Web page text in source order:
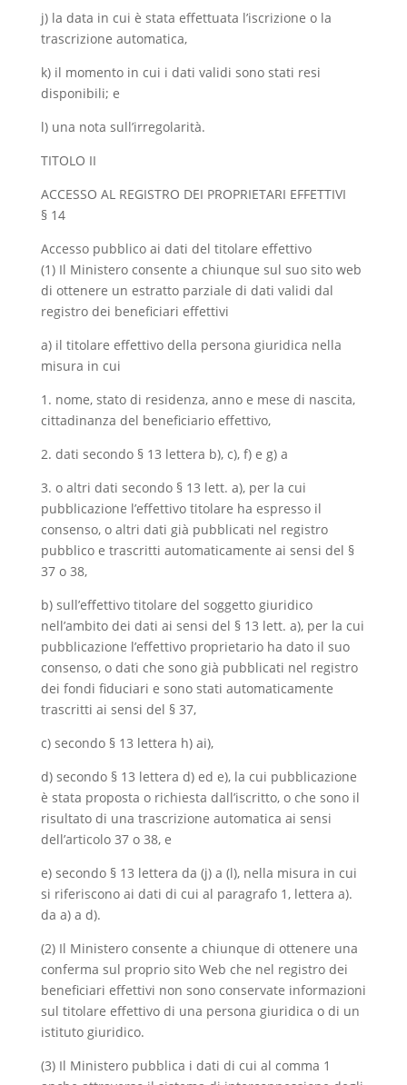
j) la data in cui è stata effettuata l’iscrizione o la
trascrizione automatica,
k) il momento in cui i dati validi sono stati resi
disponibili; e
l) una nota sull’irregolarità.
TITOLO II
ACCESSO AL REGISTRO DEI PROPRIETARI EFFETTIVI
§ 14
Accesso pubblico ai dati del titolare effettivo
(1) Il Ministero consente a chiunque sul suo sito web
di ottenere un estratto parziale di dati validi dal
registro dei beneficiari effettivi
a) il titolare effettivo della persona giuridica nella
misura in cui
1. nome, stato di residenza, anno e mese di nascita,
cittadinanza del beneficiario effettivo,
2. dati secondo § 13 lettera b), c), f) e g) a
3. o altri dati secondo § 13 lett. a), per la cui
pubblicazione l’effettivo titolare ha espresso il
consenso, o altri dati già pubblicati nel registro
pubblico e trascritti automaticamente ai sensi del §
37 o 38,
b) sull’effettivo titolare del soggetto giuridico
nell’ambito dei dati ai sensi del § 13 lett. a), per la cui
pubblicazione l’effettivo proprietario ha dato il suo
consenso, o dati che sono già pubblicati nel registro
dei fondi fiduciari e sono stati automaticamente
trascritti ai sensi del § 37,
c) secondo § 13 lettera h) ai),
d) secondo § 13 lettera d) ed e), la cui pubblicazione
è stata proposta o richiesta dall’iscritto, o che sono il
risultato di una trascrizione automatica ai sensi
dell’articolo 37 o 38, e
e) secondo § 13 lettera da (j) a (l), nella misura in cui
si riferiscono ai dati di cui al paragrafo 1, lettera a).
da a) a d).
(2) Il Ministero consente a chiunque di ottenere una
conferma sul proprio sito Web che nel registro dei
beneficiari effettivi non sono conservate informazioni
sul titolare effettivo di una persona giuridica o di un
istituto giuridico.
(3) Il Ministero pubblica i dati di cui al comma 1